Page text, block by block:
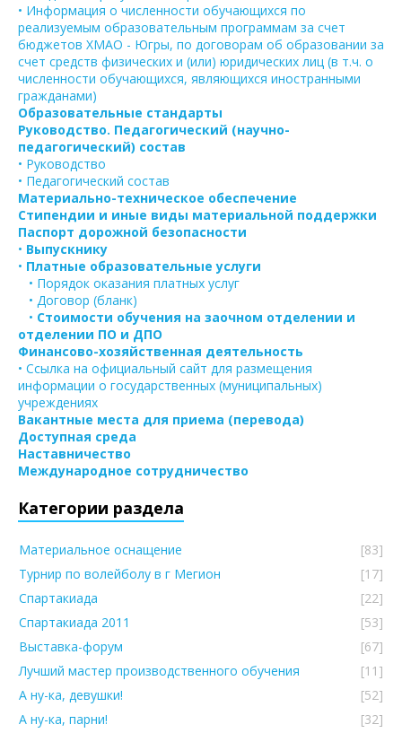
• Информация о численности обучающихся по
реализуемым образовательным программам за счет
бюджетов ХМАО - Югры, по договорам об образовании за
счет средств физических и (или) юридических лиц (в т.ч. о
численности обучающихся, являющихся иностранными
гражданами)
Образовательные стандарты
Руководство. Педагогический (научно-
педагогический) состав
• Руководство
• Педагогический состав
Материально-техническое обеспечение
Стипендии и иные виды материальной поддержки
Паспорт дорожной безопасности
• Выпускнику
• Платные образовательные услуги
• Порядок оказания платных услуг
• Договор (бланк)
• Стоимости обучения на заочном отделении и
отделении ПО и ДПО
Финансово-хозяйственная деятельность
• Ссылка на официальный сайт для размещения
информации о государственных (муниципальных)
учреждениях
Вакантные места для приема (перевода)
Доступная среда
Наставничество
Международное сотрудничество
Категории раздела
Материальное оснащение
[83]
Турнир по волейболу в г Мегион
[17]
Спартакиада
[22]
Спартакиада 2011
[53]
Выставка-форум
[67]
Лучший мастер производственного обучения
[11]
А ну-ка, девушки!
[52]
А ну-ка, парни!
[32]